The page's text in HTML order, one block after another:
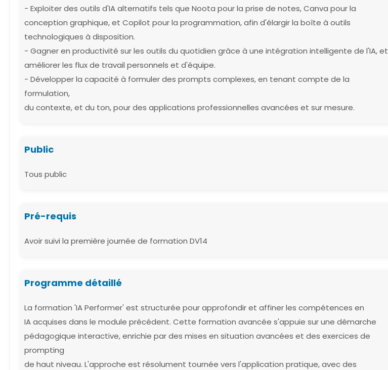
- Exploiter des outils d'IA alternatifs tels que Noota pour la prise de notes, Canva pour la
conception graphique, et Copilot pour la programmation, afin d'élargir la boîte à outils
technologiques à disposition.
- Gagner en productivité sur les outils du quotidien grâce à une intégration intelligente de l'IA, et
améliorer les flux de travail personnels et d'équipe.
- Développer la capacité à formuler des prompts complexes, en tenant compte de la
formulation,
du contexte, et du ton, pour des applications professionnelles avancées et sur mesure.
Public
Tous public
Pré-requis
Avoir suivi la première journée de formation DV14
Programme détaillé
La formation 'IA Performer' est structurée pour approfondir et affiner les compétences en
IA acquises dans le module précédent. Cette formation avancée s'appuie sur une démarche
pédagogique interactive, enrichie par des mises en situation avancées et des exercices de
prompting
de haut niveau. L'approche est résolument tournée vers l'application pratique, avec des